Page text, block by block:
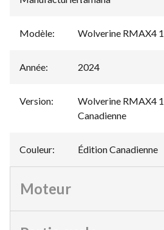
Modèle: Wolverine RMAX4
Année: 2024
Version:
Wolverine RMAX4
Canadienne
Couleur: Édition Canadienne
Moteur